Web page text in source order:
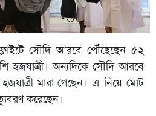
সৌদি আরবে পৌঁছেছেন ৫২
হজযাত্রী। অন্যদিকে সৌদি আরবে
মারা গেছেন। এ নিয়ে মোট
করেছেন।